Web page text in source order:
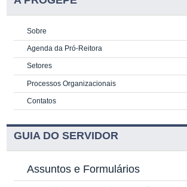
Sobre
Agenda da Pró-Reitora
Setores
Processos Organizacionais
Contatos
GUIA DO SERVIDOR
Assuntos e Formulários